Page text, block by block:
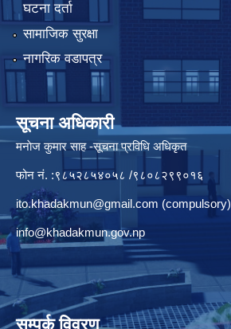
घटना दर्ता
सामाजिक सुरक्षा
नागरिक वडापत्र
सूचना अधिकारी
मनाेज कुमार साह -सूचना प्रविधि अधिकृत
फोन नं. :९८५२८५४०५८ /९८०८२९९०१६
ito.khadakmun@gmail.com (compulsory)
info@khadakmun.gov.np
सम्पर्क विवरण